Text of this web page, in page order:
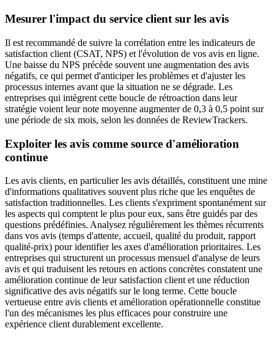
Mesurer l'impact du service client sur les avis
Il est recommandé de suivre la corrélation entre les indicateurs de
satisfaction client (CSAT, NPS) et l'évolution de vos avis en ligne.
Une baisse du NPS précède souvent une augmentation des avis
négatifs, ce qui permet d'anticiper les problèmes et d'ajuster les
processus internes avant que la situation ne se dégrade. Les
entreprises qui intègrent cette boucle de rétroaction dans leur
stratégie voient leur note moyenne augmenter de 0,3 à 0,5 point sur
une période de six mois, selon les données de ReviewTrackers.
Exploiter les avis comme source d'amélioration
continue
Les avis clients, en particulier les avis détaillés, constituent une mine
d'informations qualitatives souvent plus riche que les enquêtes de
satisfaction traditionnelles. Les clients s'expriment spontanément sur
les aspects qui comptent le plus pour eux, sans être guidés par des
questions prédéfinies. Analysez régulièrement les thèmes récurrents
dans vos avis (temps d'attente, accueil, qualité du produit, rapport
qualité-prix) pour identifier les axes d'amélioration prioritaires. Les
entreprises qui structurent un processus mensuel d'analyse de leurs
avis et qui traduisent les retours en actions concrètes constatent une
amélioration continue de leur satisfaction client et une réduction
significative des avis négatifs sur le long terme. Cette boucle
vertueuse entre avis clients et amélioration opérationnelle constitue
l'un des mécanismes les plus efficaces pour construire une
expérience client durablement excellente.